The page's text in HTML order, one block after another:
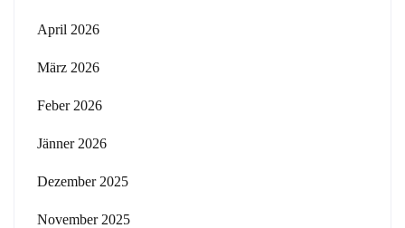
April 2026
März 2026
Feber 2026
Jänner 2026
Dezember 2025
November 2025